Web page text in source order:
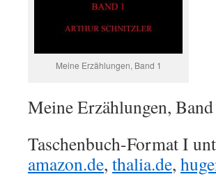
Meine Erzählungen, Band 1
Meine Erzählungen,
Taschenbuch-Format I
amazon.de, thalia.de,